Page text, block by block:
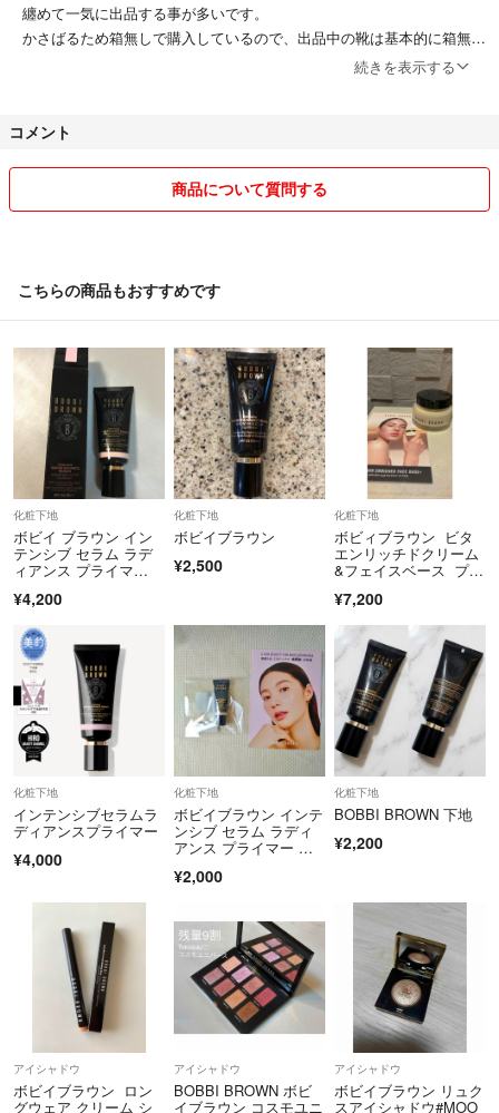
纏めて一気に出品する事が多いです。
かさばるため箱無しで購入しているので、出品中の靴は基本的に箱無し
ラクマパック
お取り置きは評価を見て判断させていただきます。基本的に１週間前
商品は特に記載が無い限り新品や数回のみ使用の美品が多いですが、素
人検品のため神経質な方は購入はご遠慮下さい。
また、発送中の紛失や事故などにおいては当方一切責任を負いません。
送料込みの場合は最安値の方法で発送いたしますので、不安な方は着払
い、又は送料上乗せでご希望の配送方法をお伝え下さい。
スムーズなお取り引きを心がけています。
宜しくお願い致します。
続きを表示する
コメント
商品について質問する
こちらの商品もおすすめです
化粧下地
ボビイ ブラウン イン
テンシブ セラム ラデ
ィアンス プライマ
¥4,200
化粧下地
ボビイブラウン
¥2,500
化粧下地
ボビィブラウン ビタ
エンリッチドクリーム
&フェイスベース プラ
¥7,200
化粧下地
インテンシブセラムラ
ディアンスプライマー
¥4,000
化粧下地
ボビイブラウン インテ
ンシブ セラム ラディ
アンス プライマー ロ
¥2,000
化粧下地
BOBBI BROWN 下地
¥2,200
アイシャドウ
ボビイブラウン ロン
グウェア クリーム シ
アイシャドウ
BOBBI BROWN ボビ
イブラウン コスモユニ
アイシャドウ
ボビイブラウン リュク
スアイシャドウ#MOO